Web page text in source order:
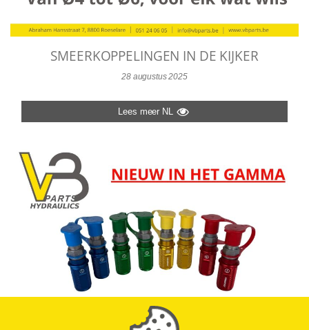
SMEERKOPPELINGEN IN DE KIJKER
28 augustus 2025
Lees meer NL